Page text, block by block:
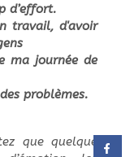
d’effort.
travail, d'avoir
ma journée de
problèmes.
que quelque